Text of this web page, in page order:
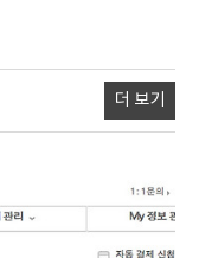
더 보기